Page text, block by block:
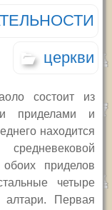
церкви
состоит из
приделами и
находится
приделов
четыре
алтари. Первая